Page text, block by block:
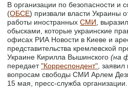
В организации по безопасности и
(ОБСЕ) призвали власти Украины
работы иностранныхСМИ ,
обысками, которые украинские
офисах РИА Новости в Киеве и
представительства кремлевской
Украине Кирилла Вышинского(на
передает"Корреспондент" ,
вопросам свободы СМИ Арлем
15 мая, пресс-служба организации.